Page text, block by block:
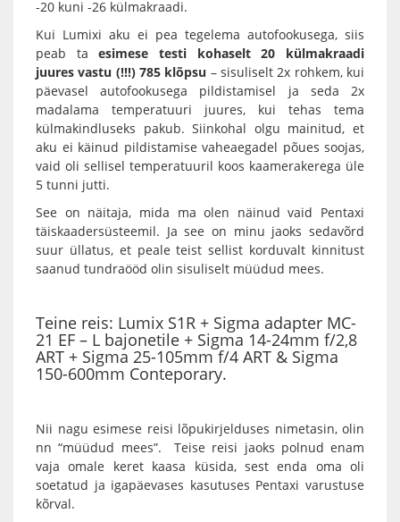
-20 kuni -26 külmakraadi.
Kui Lumixi aku ei pea tegelema autofookusega, siis
peab taesimese testi kohaselt 20 külmakraadi
juures vastu (!!!) 785 klõpsu – sisuliselt 2x rohkem, kui
päevasel autofookusega pildistamisel ja seda 2x
madalama temperatuuri juures, kui tehas tema
külmakindluseks pakub. Siinkohal olgu mainitud, et
aku ei käinud pildistamise vaheaegadel põues soojas,
vaid oli sellisel temperatuuril koos kaamerakerega üle
5 tunni jutti.
See on näitaja, mida ma olen näinud vaid Pentaxi
täiskaadersüsteemil. Ja see on minu jaoks sedavõrd
suur üllatus, et peale teist sellist korduvalt kinnitust
saanud tundraööd olin sisuliselt müüdud mees.
Teine reis: Lumix S1R + Sigma adapter MC-
21 EF – L bajonetile + Sigma 14-24mm f/2,8
ART + Sigma 25-105mm f/4 ART & Sigma
150-600mm Conteporary.
Nii nagu esimese reisi lõpukirjelduses nimetasin, olin
nn “müüdud mees”. Teise reisi jaoks polnud enam
vaja omale keret kaasa küsida, sest enda oma oli
soetatud ja igapäevases kasutuses Pentaxi varustuse
kõrval.